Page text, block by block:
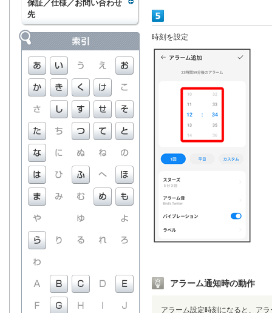
保証／仕様／お問い合わせ
先
時刻を設定
アラーム通知時の動作
アラーム設定時刻になると、ア